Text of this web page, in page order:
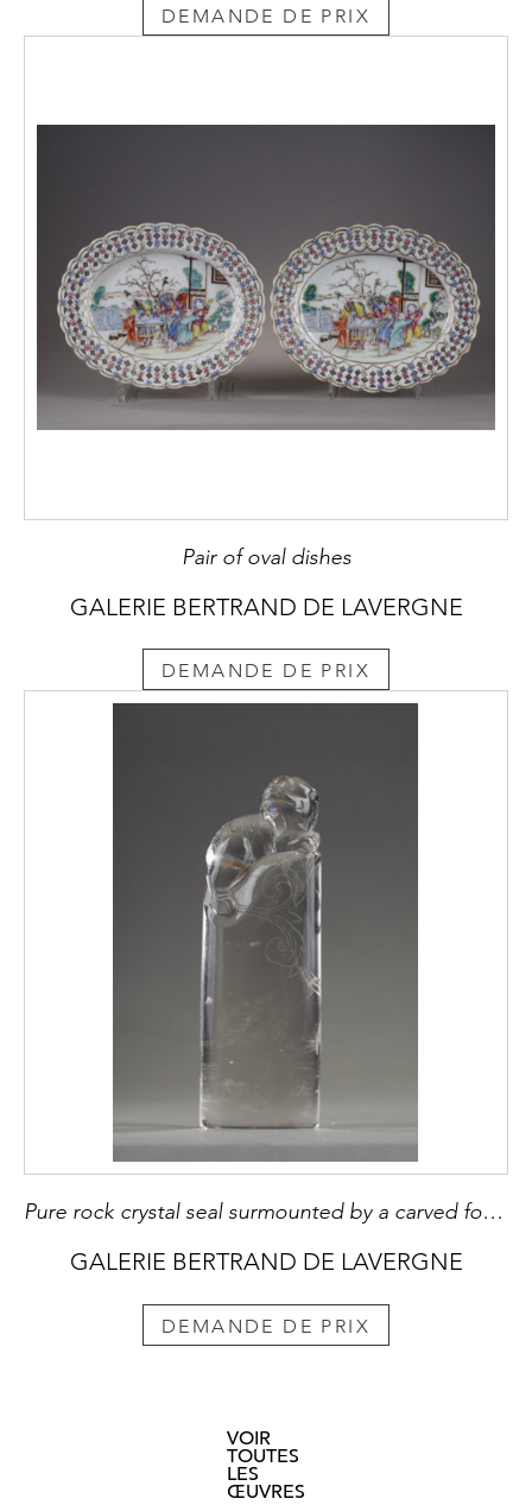
DEMANDE DE PRIX
Pair of oval dishes
GALERIE BERTRAND DE LAVERGNE
DEMANDE DE PRIX
Pure rock crystal seal surmounted by a carved fo dog. China 19th century
GALERIE BERTRAND DE LAVERGNE
DEMANDE DE PRIX
VOIR
TOUTES
LES
ŒUVRES